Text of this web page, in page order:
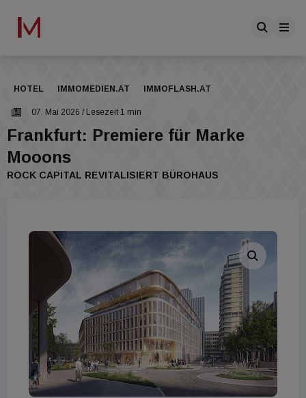
HOTEL IMMOMEDIEN.AT IMMOFLASH.AT
07. Mai 2026 / Lesezeit 1 min
Frankfurt: Premiere für Marke
Mooons
ROCK CAPITAL REVITALISIERT BÜROHAUS